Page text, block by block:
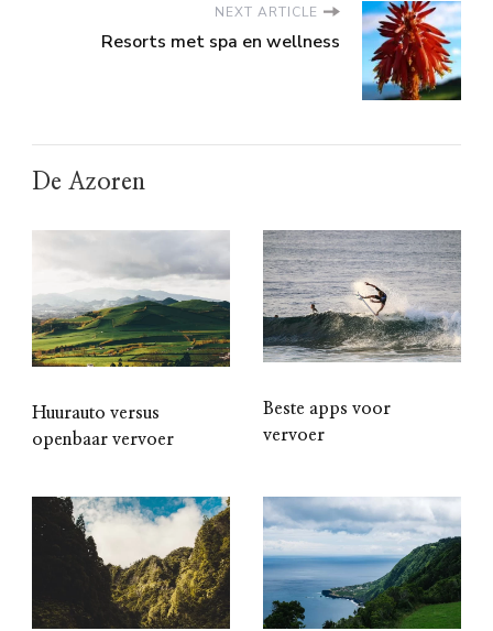
NEXT ARTICLE
Resorts met spa en wellness
De Azoren
Huurauto versus
openbaar vervoer
Beste apps voor
vervoer